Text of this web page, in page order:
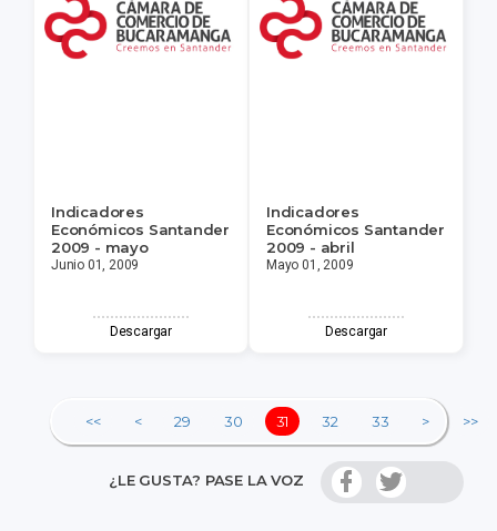
Indicadores
Económicos Santander
2009 - mayo
Junio 01, 2009
Descargar
Indicadores
Económicos Santander
2009 - abril
Mayo 01, 2009
Descargar
<< < 29 30 31 32 33 > >>
¿LE GUSTA? PASE LA VOZ